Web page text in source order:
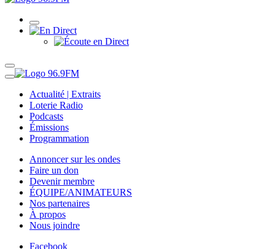
Actualité | Extraits
Loterie Radio
Podcasts
Émissions
Programmation
Annoncer sur les ondes
Faire un don
Devenir membre
ÉQUIPE/ANIMATEURS
Nos partenaires
À propos
Nous joindre
Facebook